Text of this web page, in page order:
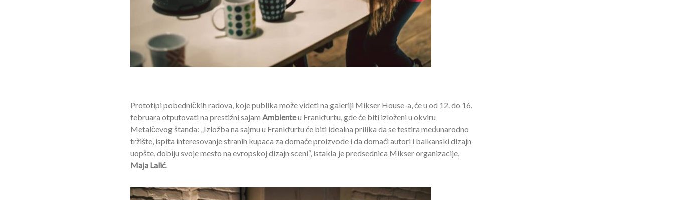
Prototipi pobedničkih radova, koje publika može videti na galeriji Mikser House-a, će u od 12. do 16.
februara otputovati na prestižni sajam Ambienteu Frankfurtu, gde će biti izloženi u okviru
Metalčevog štanda: „Izložba na sajmu u Frankfurtu će biti idealna prilika da se testira međunarodno
tržište, ispita interesovanje stranih kupaca za domaće proizvode i da domaći autori i balkanski dizajn
uopšte, dobiju svoje mesto na evropskoj dizajn sceni“, istakla je predsednica Mikser organizacije,
Maja Lalić.